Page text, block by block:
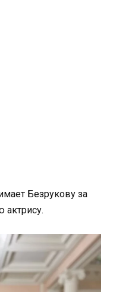
Безрукову за
актрису.